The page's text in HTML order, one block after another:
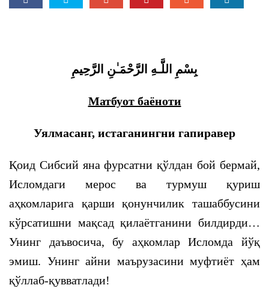
босқичида қандай ўрин эгалламоқда?
بِسْمِ اللَّـهِ الرَّحْمَـٰنِ الرَّحِيمِ
Матбуот баёноти
Уялмасанг, истаганингни гапиравер
Қоид Сибсий яна фурсатни қўлдан бой бермай,
Исломдаги мерос ва турмуш қуриш
аҳкомларига қарши қонунчилик ташаббусини
кўрсатишни мақсад қилаётганини билдирди…
Унинг даъвосича, бу аҳкомлар Исломда йўқ
эмиш. Унинг айни маърузасини муфтиёт ҳам
қўллаб-қувватлади!